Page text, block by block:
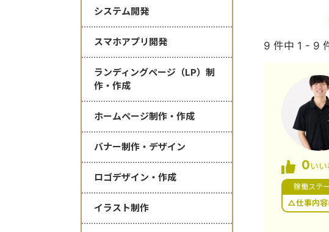
システム開発
スマホアプリ開発
ランディングページ（LP）制
作・作成
ホームページ制作・作成
バナー制作・デザイン
ロゴデザイン・作成
イラスト制作
9 件中 1 - 9
0いい
稼働ステ
△仕事内容